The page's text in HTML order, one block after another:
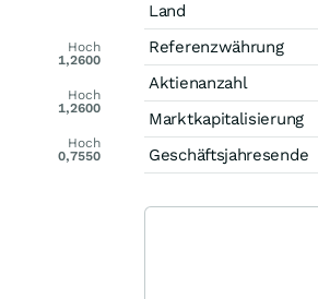
Hoch
1,2600
Hoch
1,2600
Hoch
0,7550
Land
Referenzwährung
Aktienanzahl
Marktkapitalisierung
Geschäftsjahresende